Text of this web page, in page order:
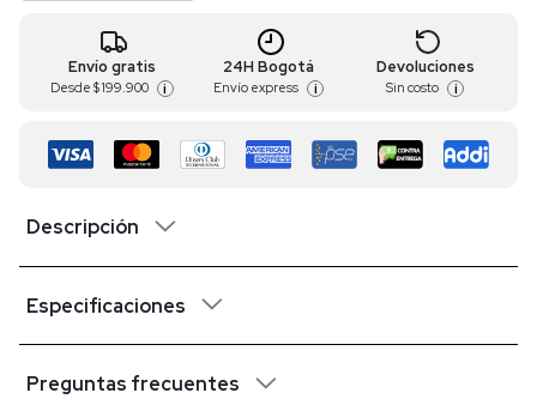
Envío gratis
Desde $ 199.900 i
24H Bogotá
Envío express i
Devoluciones
Sin costo i
Descripción
Especificaciones
Preguntas frecuentes